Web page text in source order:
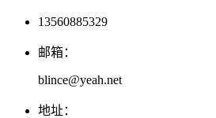
13560885329
邮箱：
blince@yeah.net
地址：